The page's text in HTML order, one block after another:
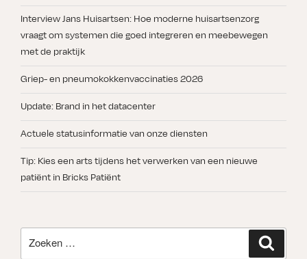
Interview Jans Huisartsen: Hoe moderne huisartsenzorg
vraagt om systemen die goed integreren en meebewegen
met de praktijk
Griep- en pneumokokkenvaccinaties 2026
Update: Brand in het datacenter
Actuele statusinformatie van onze diensten
Tip: Kies een arts tijdens het verwerken van een nieuwe
patiënt in Bricks Patiënt
naar: